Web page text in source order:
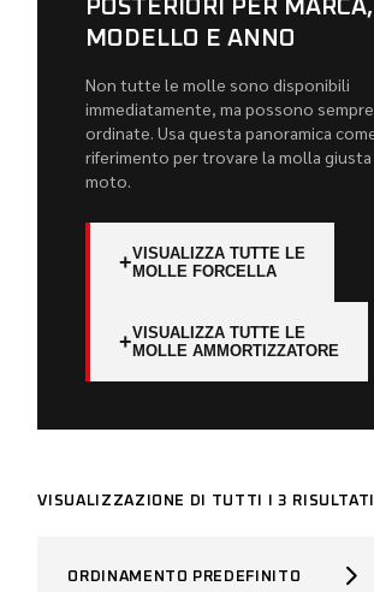
POSTERIORI PER MARCA,
MODELLO E ANNO
Non tutte le molle sono disponibili
immediatamente, ma possono
ordinate. Usa questa panoramica
riferimento per trovare la molla giusta
moto.
+VISUALIZZA TUTTE LE
MOLLE FORCELLA
+VISUALIZZA TUTTE LE
MOLLE AMMORTIZZATORE
VISUALIZZAZIONE DI TUTTI I 3 RISULTATI
ORDINAMENTO PREDEFINITO